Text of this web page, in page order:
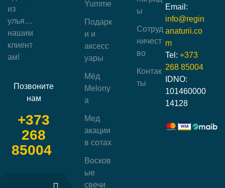
Yumme
Подарк
и и
аксесс
уары
Мёд
Melony
a
Мед
акации
в сотах
Восков
ые
свечи
ы
Сотруд
ничест
во
Контак
ты
из
улья…
нашим
клиент
ам!
Позвоните
нам
+373
268
85004
Email:
info@regin
anaturii.co
m
Tel: +373
268 85004
IDNO:
101460000
14128